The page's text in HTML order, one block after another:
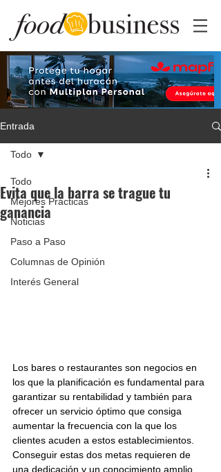
Entrada
Todo
Mejores Prácticas
Noticias
Paso a Paso
Columnas de Opinión
Interés General
Todo
Evita que la barra se trague tu
ganancia
Los bares o restaurantes son negocios en
los que la planificación es fundamental para
garantizar su rentabilidad y también para
ofrecer un servicio óptimo que consiga
aumentar la frecuencia con la que los
clientes acuden a estos establecimientos.
Conseguir estas dos metas requieren de
una dedicación y un conocimiento amplio